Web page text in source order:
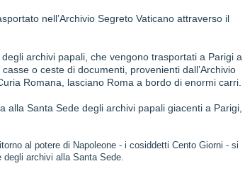
nell’Archivio Segreto Vaticano attraverso il
archivi papali, che vengono trasportati a Parigi a
o ceste di documenti, provenienti dall’Archivio
Romana, lasciano Roma a bordo di enormi carri.
alla Santa Sede degli archivi papali giacenti a Parigi,
al potere di Napoleone - i cosiddetti Cento Giorni - si
degli archivi alla Santa Sede.